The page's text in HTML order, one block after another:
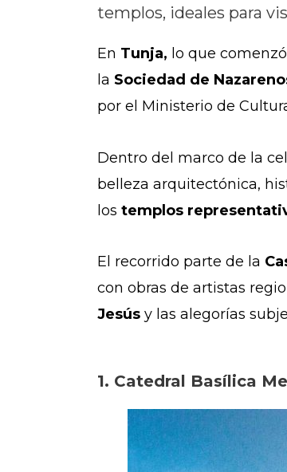
templos, ideales para
En Tunja, lo que
la Sociedad de
por el Ministerio de
Dentro del marco de la
belleza arquitectónica,
los templos
El recorrido parte de la
con obras de artistas
Jesús y las alegorías
1. Catedral Basílica